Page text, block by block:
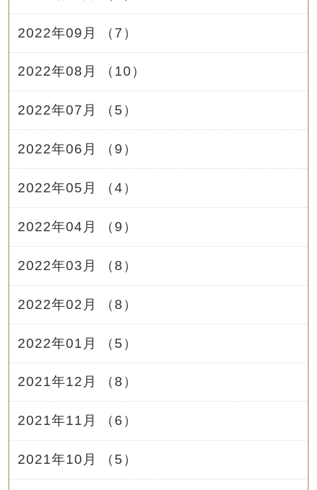
2022年09月 （7）
2022年08月 （10）
2022年07月 （5）
2022年06月 （9）
2022年05月 （4）
2022年04月 （9）
2022年03月 （8）
2022年02月 （8）
2022年01月 （5）
2021年12月 （8）
2021年11月 （6）
2021年10月 （5）